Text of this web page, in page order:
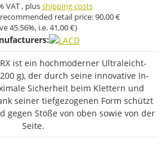
VAT , plusshipping costs
retail price:90,00 €
45.56%, i.e.41,00 €)
ist ein hochmoderner Ultraleicht-
g), der durch seine innovative In-
Sicherheit beim Klettern und
seiner tiefgezogenen Form schützt
gegen Stöße von oben sowie von der
Seite.